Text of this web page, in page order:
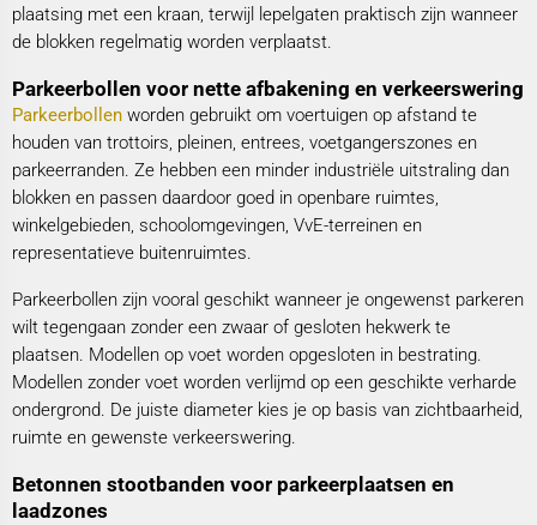
plaatsing met een kraan, terwijl lepelgaten praktisch zijn wanneer
de blokken regelmatig worden verplaatst.
Parkeerbollen voor nette afbakening en verkeerswering
Parkeerbollenworden gebruikt om voertuigen op afstand te
houden van trottoirs, pleinen, entrees, voetgangerszones en
parkeerranden. Ze hebben een minder industriële uitstraling dan
blokken en passen daardoor goed in openbare ruimtes,
winkelgebieden, schoolomgevingen, VvE-terreinen en
representatieve buitenruimtes.
Parkeerbollen zijn vooral geschikt wanneer je ongewenst parkeren
wilt tegengaan zonder een zwaar of gesloten hekwerk te
plaatsen. Modellen op voet worden opgesloten in bestrating.
Modellen zonder voet worden verlijmd op een geschikte verharde
ondergrond. De juiste diameter kies je op basis van zichtbaarheid,
ruimte en gewenste verkeerswering.
Betonnen stootbanden voor parkeerplaatsen en
laadzones